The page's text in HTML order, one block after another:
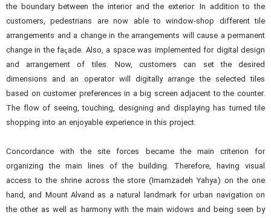
the boundary between the interior and the exterior. In addition to the
customers, pedestrians are now able to window-shop different tile
arrangements and a change in the arrangements will cause a permanent
change in the façade. Also, a space was implemented for digital design
and arrangement of tiles. Now, customers can set the desired
dimensions and an operator will digitally arrange the selected tiles
based on customer preferences in a big screen adjacent to the counter.
The flow of seeing, touching, designing and displaying has turned tile
shopping into an enjoyable experience in this project.
Concordance with the site forces became the main criterion for
organizing the main lines of the building. Therefore, having visual
access to the shrine across the store (Imamzadeh Yahya) on the one
hand, and Mount Alvand as a natural landmark for urban navigation on
the other as well as harmony with the main widows and being seen by